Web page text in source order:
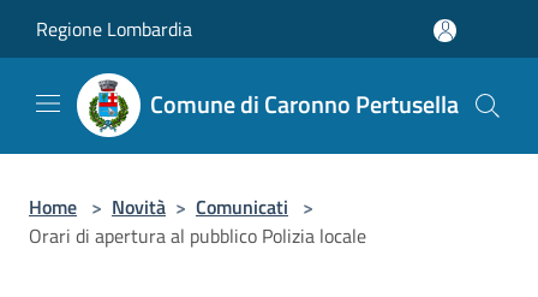
Regione Lombardia
Comune di Caronno Pertusella
Home > Novità > Comunicati >
Orari di apertura al pubblico Polizia locale